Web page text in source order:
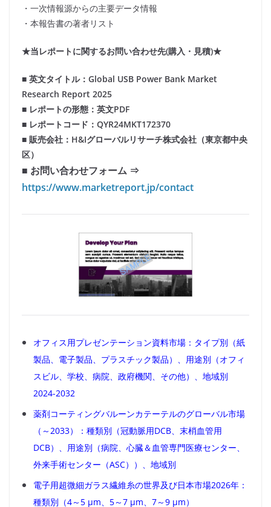
・一次情報源からの主要データ情報
・本報告書の著者リスト
★当レポートに関するお問い合わせ先(購入・見積)★
■ 英文タイトル：Global USB Power Bank Market
Research Report 2025
■ レポートの形態：英文PDF
■ レポートコード：QYR24MKT172370
■ 販売会社：H&Iグローバルリサーチ株式会社（東京都中央
区）
■ お問い合わせフォーム ⇒
https://www.marketreport.jp/contact
オフィス用プレゼンテーション資料市場：タイプ別（紙
製品、電子製品、プラスチック製品）、用途別（オフィ
スビル、学校、病院、政府機関、その他）、地域別
2024-2032
薬剤コーティングバルーンカテーテルのグローバル市場
（～2033）：種類別（冠動脈用DCB、末梢血管用
DCB）、用途別（病院、心臓＆血管専門医療センター、
外来手術センター（ASC））、地域別
電子用超微細ガラス繊維糸の世界及び日本市場2026年：
種類別（4～5 μm、5～7 μm、7～9 μm）